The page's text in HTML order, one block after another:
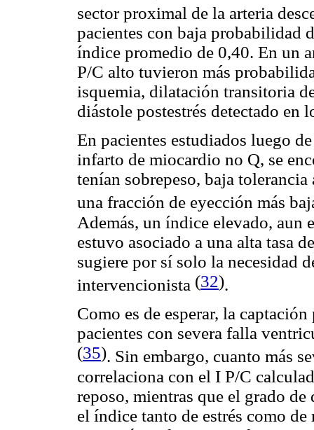
sector proximal de la arteria
pacientes con baja probabilidad
índice promedio de 0,40. En un
P/C alto tuvieron más
isquemia, dilatación transitoria
diástole postestrés detectado en
En pacientes estudiados luego
infarto de miocardio no Q, se
tenían sobrepeso, baja
una fracción de eyección más
Además, un índice elevado, aun
estuvo asociado a una alta tasa
sugiere por sí solo la necesidad
intervencionista (32).
Como es de esperar, la
pacientes con severa falla
(35). Sin embargo, cuanto más
correlaciona con el I P/C
reposo, mientras que el grado
el índice tanto de estrés como de